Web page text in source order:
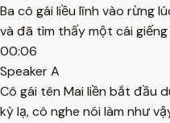
Ba cô gái liều lĩnh vào rừng
và đã tìm thấy một cái
00:06
Speaker A
Cô gái tên Mai liền bắt đầu
kỳ lạ, cô nghe nói làm như